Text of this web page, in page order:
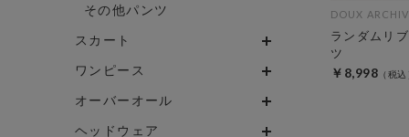
その他パンツ
スカート
ワンピース
オーバーオール
ヘッドウェア
DOUX
ランダムリ
ツ
￥8,998